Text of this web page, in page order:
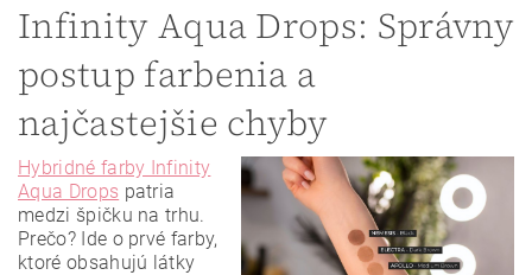
Infinity Aqua Drops: Správny
postup farbenia a
najčastejšie chyby
Hybridné farby Infinity
Aqua Drops patria
medzi špičku na trhu.
Prečo? Ide o prvé farby,
ktoré obsahujú látky